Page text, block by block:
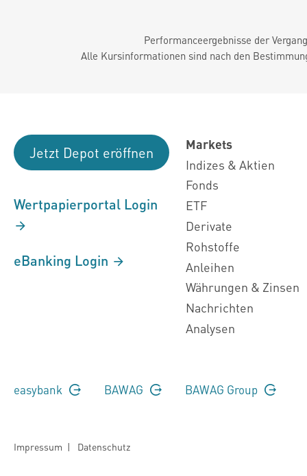
Performanceergebnisse der
Alle Kursinformationen sind nach den
Jetzt Depot eröffnen
Wertpapierportal Login
eBanking Login
Markets
Indizes & Aktien
Fonds
ETF
Derivate
Rohstoffe
Anleihen
Währungen & Zinsen
Nachrichten
Analysen
easybank BAWAG BAWAG Group
Impressum | Datenschutz